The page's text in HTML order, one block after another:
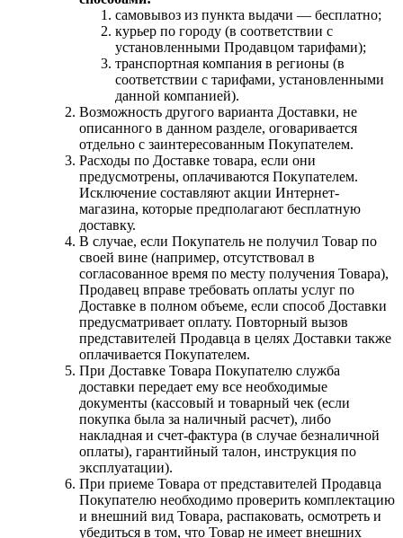
самовывоз из пункта выдачи — бесплатно;
курьер по городу (в соответствии с
установленными Продавцом тарифами);
транспортная компания в регионы (в
соответствии с тарифами, установленными
данной компанией).
Возможность другого варианта Доставки, не
описанного в данном разделе, оговаривается
отдельно с заинтересованным Покупателем.
Расходы по Доставке товара, если они
предусмотрены, оплачиваются Покупателем.
Исключение составляют акции Интернет-
магазина, которые предполагают бесплатную
доставку.
В случае, если Покупатель не получил Товар по
своей вине (например, отсутствовал в
согласованное время по месту получения Товара),
Продавец вправе требовать оплаты услуг по
Доставке в полном объеме, если способ Доставки
предусматривает оплату. Повторный вызов
представителей Продавца в целях Доставки также
оплачивается Покупателем.
При Доставке Товара Покупателю служба
доставки передает ему все необходимые
документы (кассовый и товарный чек (если
покупка была за наличный расчет), либо
накладная и счет-фактура (в случае безналичной
оплаты), гарантийный талон, инструкция по
эксплуатации).
При приеме Товара от представителей Продавца
Покупателю необходимо проверить комплектацию
и внешний вид Товара, распаковать, осмотреть и
убедиться в том, что Товар не имеет внешних